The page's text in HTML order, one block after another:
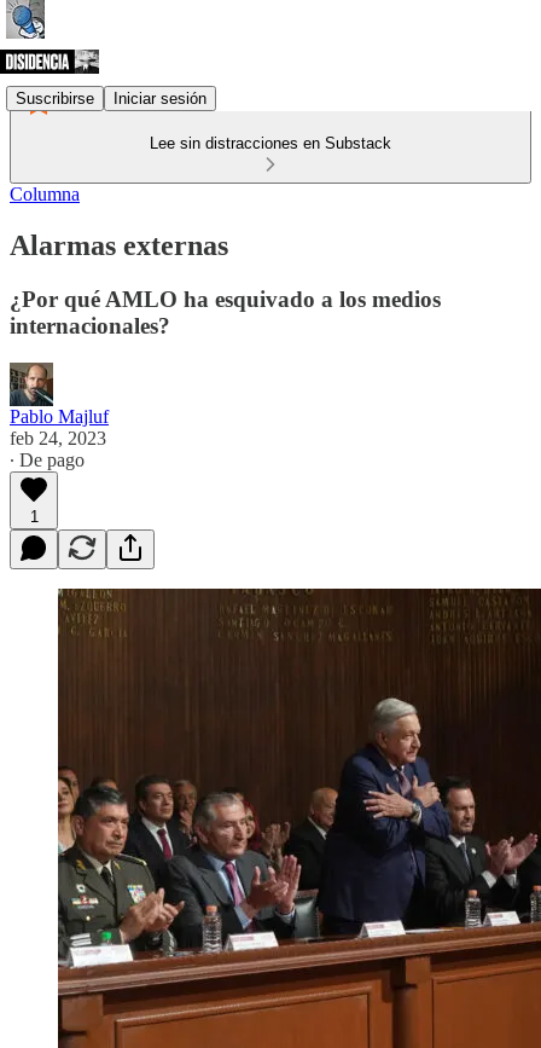
Suscribirse Iniciar sesión
Lee sin distracciones en Substack
Columna
Alarmas externas
¿Por qué AMLO ha esquivado a los medios
internacionales?
Pablo Majluf
feb 24, 2023
∙ De pago
1